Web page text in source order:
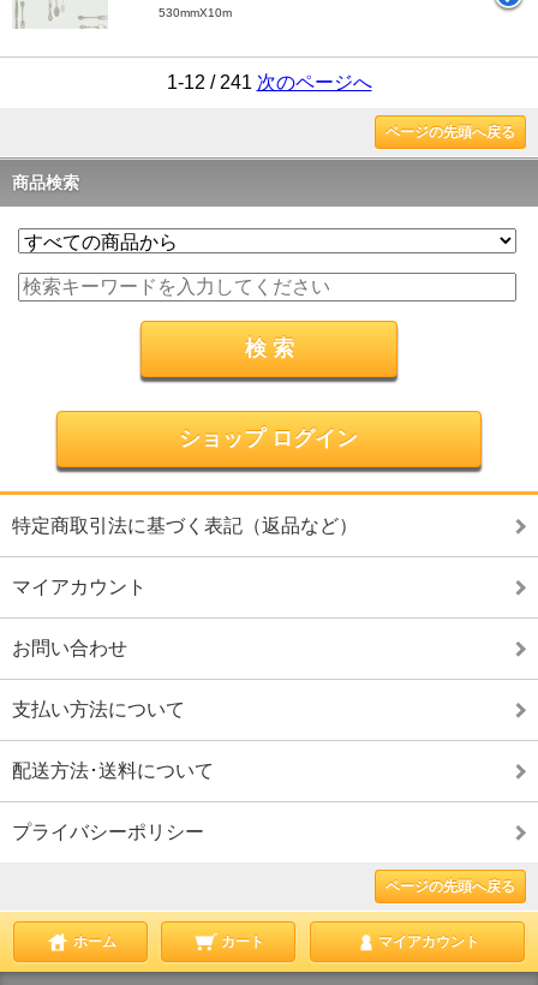
530mmX10m
1-12 / 241 次のページへ
ページの先頭へ戻る
商品検索
ショップ ログイン
特定商取引法に基づく表記（返品など）
マイアカウント
お問い合わせ
支払い方法について
配送方法･送料について
プライバシーポリシー
ページの先頭へ戻る
ホーム カート マイアカウント